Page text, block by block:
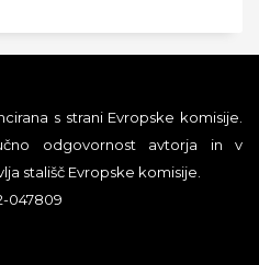
s strani Evropske komisije.
odgovornost avtorja in v
stališč Evropske komisije.
047809